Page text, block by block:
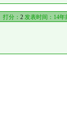
打分： 2发表时间：14年